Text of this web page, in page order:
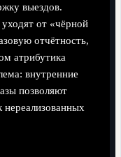
выездов.
от «чёрной
отчётность,
атрибутика
внутренние
позволяют
нереализованных